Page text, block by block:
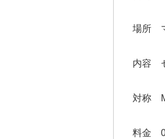
場所
内容
対称
料金 0